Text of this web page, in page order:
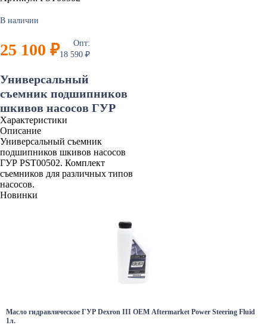
В наличии
25 100 ₽
Опт:
18 590 ₽
Универсальный
съемник подшипников
шкивов насосов ГУР
Характеристики
Описание
Универсальный съемник
подшипников шкивов насосов
ГУР PST00502. Комплект
съемников для различных типов
насосов.
Новинки
Масло гидравлическое ГУР Dexron III OEM Aftermarket Power Steering Fluid
1л.